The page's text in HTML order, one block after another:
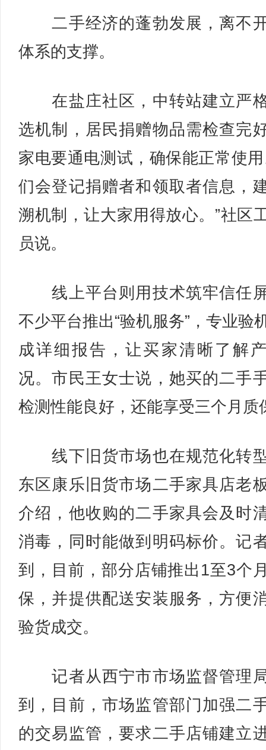
二手经济的蓬勃发展，离不
体系的支撑。
在盐庄社区，中转站建立严
选机制，居民捐赠物品需检查完
家电要通电测试，确保能正常使用
们会登记捐赠者和领取者信息，
溯机制，让大家用得放心。”社区
员说。
线上平台则用技术筑牢信任
不少平台推出“验机服务”，专业验
成详细报告，让买家清晰了解
况。市民王女士说，她买的二手
检测性能良好，还能享受三个月质
线下旧货市场也在规范化转
东区康乐旧货市场二手家具店老
介绍，他收购的二手家具会及时
消毒，同时能做到明码标价。记
到，目前，部分店铺推出1至3个
保，并提供配送安装服务，方便
验货成交。
记者从西宁市市场监督管理
到，目前，市场监管部门加强二
的交易监管，要求二手店铺建立